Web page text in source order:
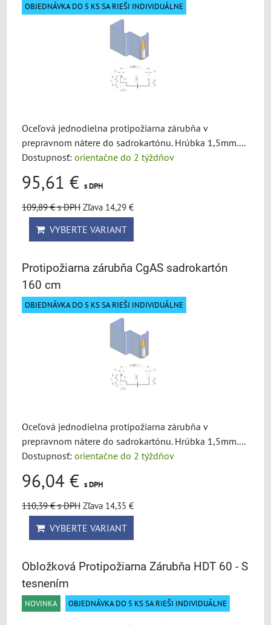
OBJEDNÁVKA DO 5 KS SA RIEŠI INDIVIDUÁLNE
Oceľová jednodielna protipožiarna zárubňa v
prepravnom nátere do sadrokartónu. Hrúbka 1,5mm....
Dostupnosť: orientačne do 2 týždňov
95,61 € s DPH
109,89 €s DPH Zľava 14,29 €
VYBERTE VARIANT
Protipožiarna zárubňa CgAS sadrokartón
160 cm
OBJEDNÁVKA DO 5 KS SA RIEŠI INDIVIDUÁLNE
Oceľová jednodielna protipožiarna zárubňa v
prepravnom nátere do sadrokartónu. Hrúbka 1,5mm....
Dostupnosť: orientačne do 2 týždňov
96,04 € s DPH
110,39 €s DPH Zľava 14,35 €
VYBERTE VARIANT
Obložková Protipožiarna Zárubňa HDT 60 - S
tesnením
NOVINKA OBJEDNÁVKA DO 5 KS SA RIEŠI INDIVIDUÁLNE